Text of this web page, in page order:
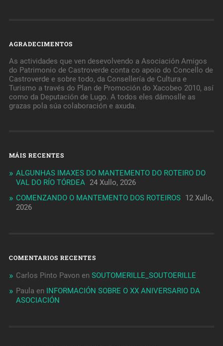
AGRADECIMENTOS
As actividades que ven desevolvendo a Asociación Amigos
do Patrimonio de Castroverde conta co apoio do Concello de
Castroverde e sobre todo, da Consellería de Cultura e
Turismo a través do Plan de Promoción do Xacobeo 2010, así
como da Deputación de Lugo. A todos eles dámoslle as
grazas pola súa colaboración e axuda.
MÁIS RECENTES
ALGUNHAS IMAXES DO MANTEMENTO DO ROTEIRO DO
VAL DO RÍO TÓRDEA 24 Xullo, 2026
COMENZANDO O MANTEMENTO DOS ROTEIROS 12 Xullo,
2026
COMENTARIOS RECENTES
Carlos Pinto Pavon en SOUTOMERILLE_SOUTOERILLE
Paula en INFORMACIÓN SOBRE O XX ANIVERSARIO DA
ASOCIACIÓN